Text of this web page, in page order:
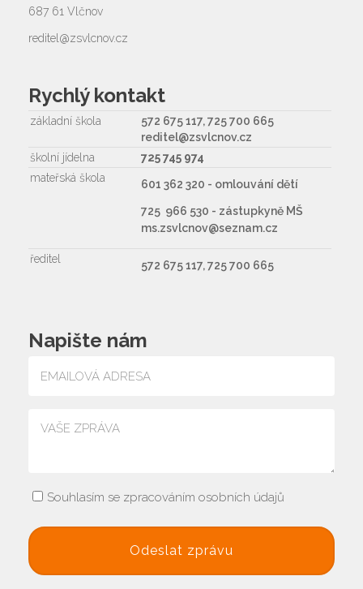
687 61 Vlčnov
reditel@zsvlcnov.cz
Rychlý kontakt
základní škola
572 675 117, 725 700 665
reditel@zsvlcnov.cz
školní jídelna
725 745 974
mateřská škola
601 362 320 - omlouvání dětí
725 966 530 - zástupkyně MŠ
ms.zsvlcnov@seznam.cz
ředitel 572 675 117, 725 700 665
Napište nám
Souhlasím se zpracováním osobních údajů